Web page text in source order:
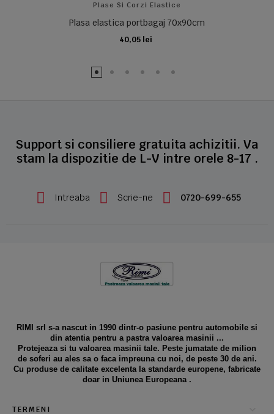
Plase Si Corzi Elastice
Plasa elastica portbagaj 70x90cm
40,05 lei
ADAUGA IN COS
Support si consiliere gratuita achizitii. Va
stam la dispozitie de L-V intre orele 8-17 .
Intreaba Scrie-ne 0720-699-655
RIMI srl s-a nascut in 1990 dintr-o pasiune pentru automobile si
din atentia pentru a pastra valoarea masinii ...
Protejeaza si tu valoarea masinii tale. Peste jumatate de milion
de soferi au ales sa o faca impreuna cu noi, de peste 30 de ani.
Cu produse de calitate excelenta la standarde europene, fabricate
doar in Uniunea Europeana .
TERMENI